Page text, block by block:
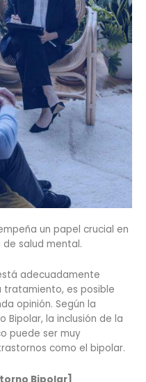
un papel crucial en
salud mental.
adecuadamente
tratamiento, es posible
opinión. Según la
Bipolar, la inclusión de la
puede ser muy
como el bipolar.